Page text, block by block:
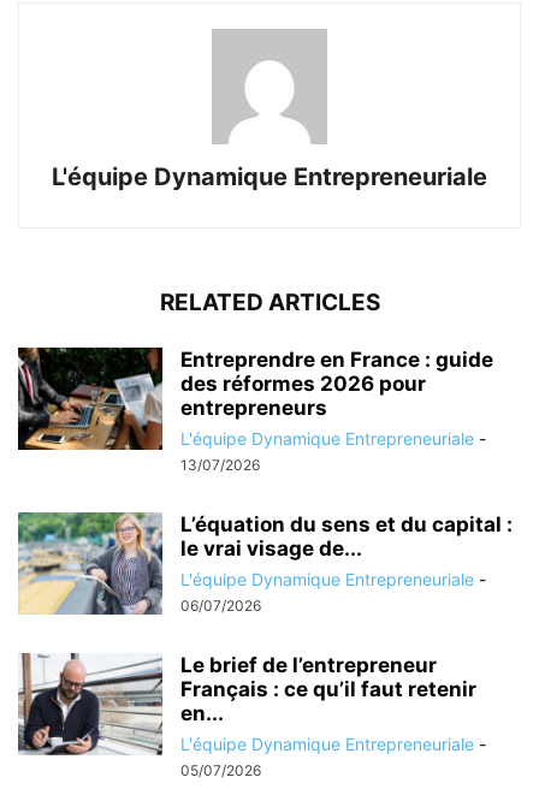
L'équipe Dynamique Entrepreneuriale
RELATED ARTICLES
Entreprendre en France : guide
des réformes 2026 pour
entrepreneurs
L'équipe Dynamique Entrepreneuriale -
13/07/2026
L’équation du sens et du capital :
le vrai visage de...
L'équipe Dynamique Entrepreneuriale -
06/07/2026
Le brief de l’entrepreneur
Français : ce qu’il faut retenir
en...
L'équipe Dynamique Entrepreneuriale -
05/07/2026